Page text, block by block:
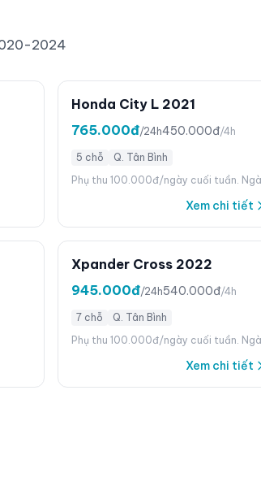
2024
Honda City L 2021
765.000đ/24h450.000đ/4h
5 chỗ
Q. Tân Bình
Phụ thu 100.000đ/ngày cuối tuần.
Xem chi tiết
Xpander Cross 2022
945.000đ/24h540.000đ/4h
7 chỗ
Q. Tân Bình
Phụ thu 100.000đ/ngày cuối tuần.
Xem chi tiết